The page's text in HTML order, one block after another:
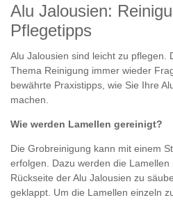
Alu Jalousien:
Pflegetipps
Alu Jalousien sind leicht zu pflegen.
Thema Reinigung immer wieder
bewährte Praxistipps, wie Sie Ihre
machen.
Wie werden Lamellen gereinigt?
Die Grobreinigung kann mit einem
erfolgen. Dazu werden die
Rückseite der Alu Jalousien zu
geklappt. Um die Lamellen einzeln